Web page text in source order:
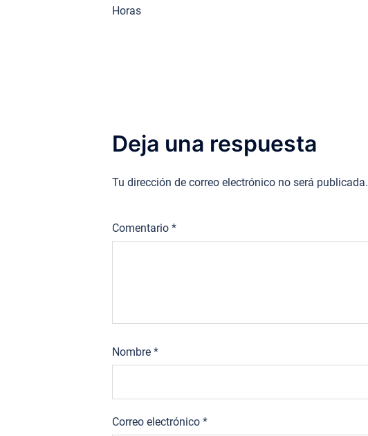
Horas
Deja una respuesta
Tu dirección de correo electrónico no será publicada.
Comentario *
Nombre *
Correo electrónico *